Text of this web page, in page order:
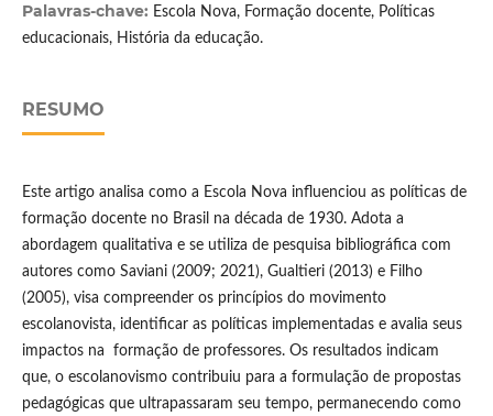
Palavras-chave: Escola Nova, Formação docente, Políticas
educacionais, História da educação.
RESUMO
Este artigo analisa como a Escola Nova influenciou as políticas de
formação docente no Brasil na década de 1930. Adota a
abordagem qualitativa e se utiliza de pesquisa bibliográfica com
autores como Saviani (2009; 2021), Gualtieri (2013) e Filho
(2005), visa compreender os princípios do movimento
escolanovista, identificar as políticas implementadas e avalia seus
impactos na formação de professores. Os resultados indicam
que, o escolanovismo contribuiu para a formulação de propostas
pedagógicas que ultrapassaram seu tempo, permanecendo como